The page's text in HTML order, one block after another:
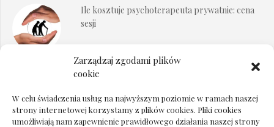
Zarządzaj zgodami plików
cookie
W celu świadczenia usług na najwyższym poziomie w ramach naszej
strony internetowej korzystamy z plików cookies. Pliki cookies
umożliwiają nam zapewnienie prawidłowego działania naszej strony
Ile kosztuje psychoterapeuta prywatnie: cena
sesji
Dokumenty do odbioru przy zmianie biura